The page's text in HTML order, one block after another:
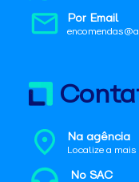
Por Email
Na agência
Localize a
No SAC